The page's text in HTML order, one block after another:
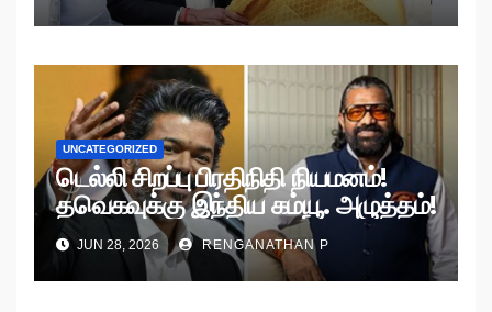
UNCATEGORIZED
டெல்லி சிறப்பு பிரதிநிதி நியமனம்!
தவெகவுக்கு இந்திய கம்யூ. அழுத்தம்!
JUN 28, 2026 RENGANATHAN P